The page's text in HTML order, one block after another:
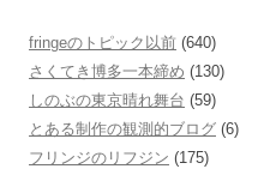
fringeのトピック以前 (640)
さくてき博多一本締め (130)
しのぶの東京晴れ舞台 (59)
とある制作の観測的ブログ (6)
フリンジのリフジン (175)